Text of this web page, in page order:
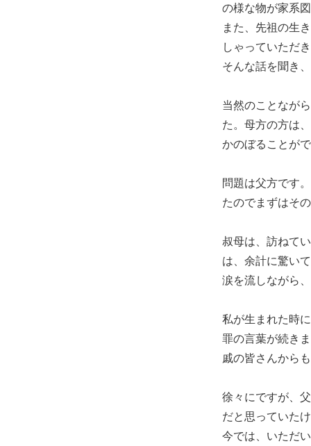
の様な物が家系
また、先祖の生
しゃっていただ
そんな話を聞き
当然のことなが
た。母方の方は
かのぼることが
問題は父方です
たのでまずはそ
叔母は、訪ねて
は、余計に驚い
涙を流しながら
私が生まれた時
罪の言葉が続き
戚の皆さんから
徐々にですが、
だと思っていた
今では、いただ